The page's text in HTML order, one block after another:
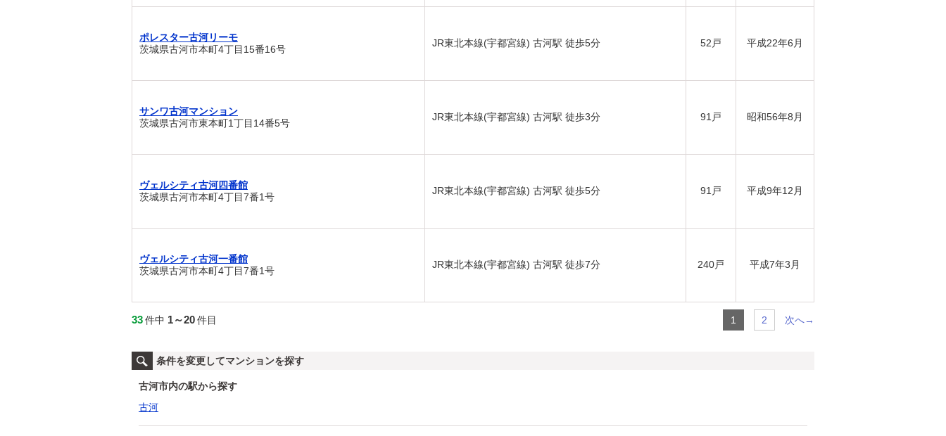
ポレスター古河リーモ
茨城県古河市本町4丁目15番16号
JR東北本線(宇都宮線) 古河駅 徒歩5分 52戸 平成22年6月
サンワ古河マンション
茨城県古河市東本町1丁目14番5号
JR東北本線(宇都宮線) 古河駅 徒歩3分 91戸 昭和56年8月
ヴェルシティ古河四番館
茨城県古河市本町4丁目7番1号
JR東北本線(宇都宮線) 古河駅 徒歩5分 91戸 平成9年12月
ヴェルシティ古河一番館
茨城県古河市本町4丁目7番1号
JR東北本線(宇都宮線) 古河駅 徒歩7分 240戸 平成7年3月
33件中 1～20件目 1 2 次へ→
条件を変更してマンションを探す
古河市内の駅から探す
古河